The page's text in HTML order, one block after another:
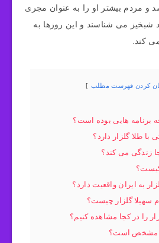
و مردم بیشتر او را به عنوان مجری
شبخیز می شناسند و این روزها به
کند.
کردن فهرست مطلب
برنامه هایی بوده است؟
با طلا گلزار دارد؟
زندگی می کند؟
به ایران واقعیت دارد؟
سهیلا گلزار چیست؟
را در کجا مشاهده کنیم؟
مشخص است؟